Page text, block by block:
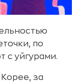
по
с уйгурами.
за